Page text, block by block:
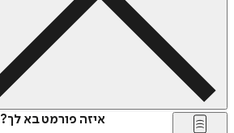
איזה פורמט בא לך?